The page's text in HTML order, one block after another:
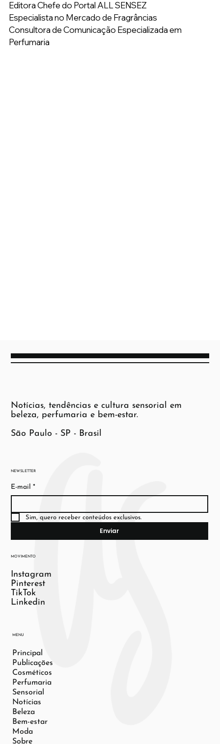
Editora Chefe do Portal ALL SENSEZ
Especialista no Mercado de Fragrâncias
Consultora de Comunicação Especializada em
Perfumaria
NEWSLETTER
E-mail *
Sim, quero receber conteúdos exclusivos.
Enviar
MOVIMENTO
Instagram
Pinterest
TikTok
Linkedin
MENU
Principal
Publicações
Cosméticos
Perfumaria
Sensorial
Notícias
Beleza
Bem-estar
Moda
Sobre
Notícias, tendências e cultura sensorial em
beleza, perfumaria e bem-estar.
São Paulo - SP - Brasil